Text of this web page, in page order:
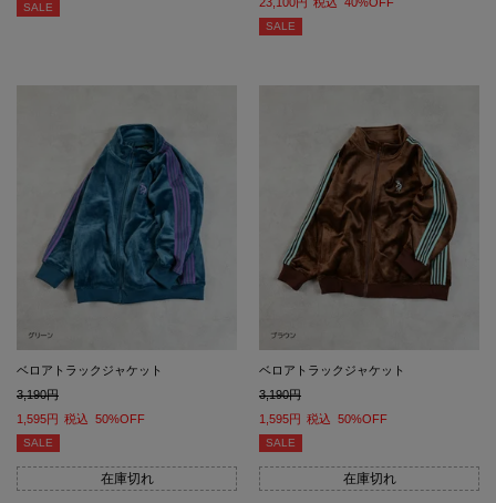
SALE
SALE
ベロアトラックジャケット
3,190
1,595
税込 50%OFF
SALE
在庫切れ
ベロアトラックジャケット
3,190
1,595
税込 50%OFF
SALE
在庫切れ